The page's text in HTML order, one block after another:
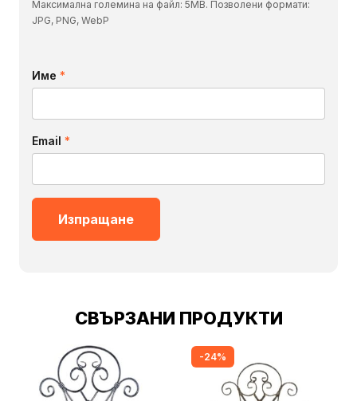
Максимална големина на файл: 5MB. Позволени формати:
JPG, PNG, WebP
Име *
Email *
СВЪРЗАНИ ПРОДУКТИ
-24%